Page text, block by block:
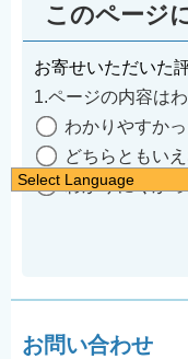
このページ
お寄せいただいた
1.ページの内容は
わかりやすか
どちらともい
わかりにくかっ
お問い合わせ
Select Language
한국어